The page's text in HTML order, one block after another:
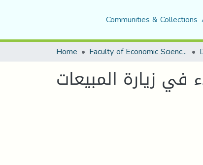
Communities & Collections
Home Faculty of Economic Sciences, Commerce and Management Sciences
في زيارة المبيعات